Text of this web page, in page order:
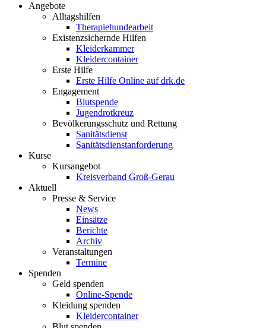
Angebote
Alltagshilfen
Therapiehundearbeit
Existenzsichernde Hilfen
Kleiderkammer
Kleidercontainer
Erste Hilfe
Erste Hilfe Online auf drk.de
Engagement
Blutspende
Jugendrotkreuz
Bevölkerungsschutz und Rettung
Sanitätsdienst
Sanitätsdienstanforderung
Kurse
Kursangebot
Kreisverband Groß-Gerau
Aktuell
Presse & Service
News
Einsätze
Berichte
Archiv
Veranstaltungen
Termine
Spenden
Geld spenden
Online-Spende
Kleidung spenden
Kleidercontainer